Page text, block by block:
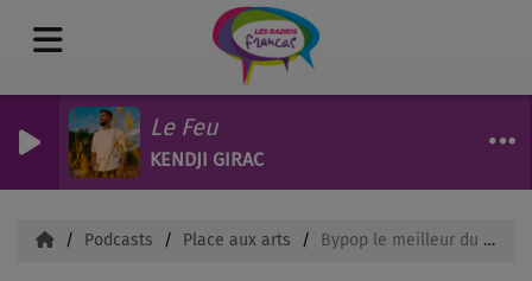
Le Feu
KENDJI GIRAC
Podcasts Place aux arts Bypop le meilleur du Festimomes